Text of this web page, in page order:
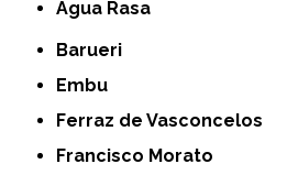
Água Rasa
Barueri
Embu
Ferraz de Vasconcelos
Francisco Morato